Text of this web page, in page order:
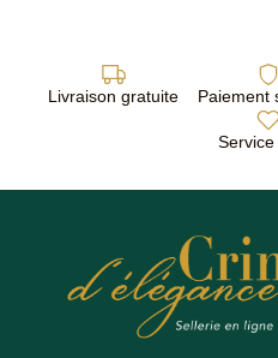
Livraison gratuite Paiement